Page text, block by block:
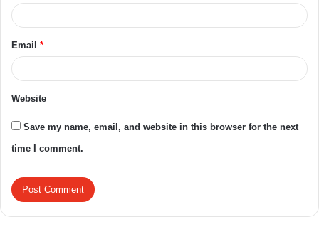
Email *
Website
Save my name, email, and website in this browser for the next
time I comment.